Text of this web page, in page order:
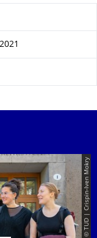
© TUD | Crispin-Iven Mokry